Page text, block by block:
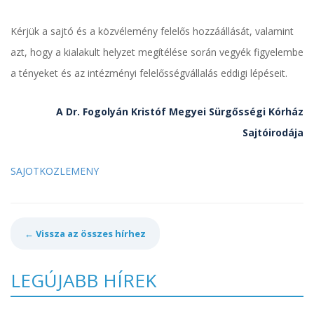
Kérjük a sajtó és a közvélemény felelős hozzáállását, valamint
azt, hogy a kialakult helyzet megítélése során vegyék figyelembe
a tényeket és az intézményi felelősségvállalás eddigi lépéseit.
A Dr. Fogolyán Kristóf Megyei Sürgősségi Kórház
Sajtóirodája
SAJOTKOZLEMENY
← Vissza az összes hírhez
LEGÚJABB HÍREK